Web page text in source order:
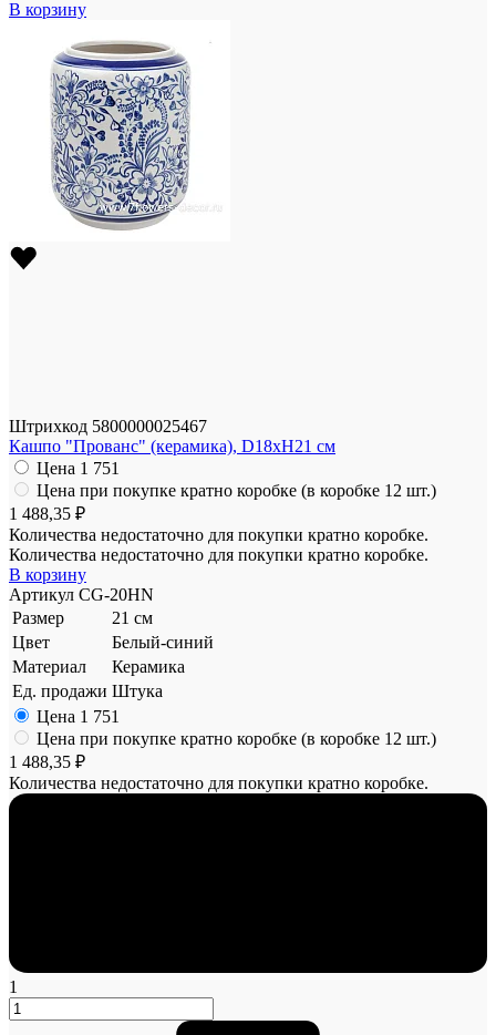
В корзину
Штрихкод 5800000025467
Кашпо "Прованс" (керамика), D18xH21 см
Цена 1 751
Цена при покупке кратно коробке (в коробке 12 шт.)
1 488,35 ₽
Количества недостаточно для покупки кратно коробке.
Количества недостаточно для покупки кратно коробке.
В корзину
Артикул CG-20HN
Размер
21 см
Цвет
Белый-синий
Материал
Керамика
Ед. продажи Штука
Цена 1 751
Цена при покупке кратно коробке (в коробке 12 шт.)
1 488,35 ₽
Количества недостаточно для покупки кратно коробке.
1